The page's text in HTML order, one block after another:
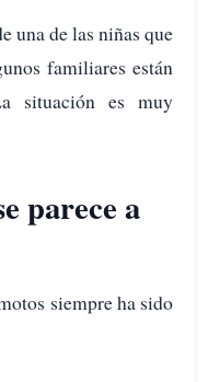
una de las niñas que
familiares están
situación es muy
parece a
siempre ha sido